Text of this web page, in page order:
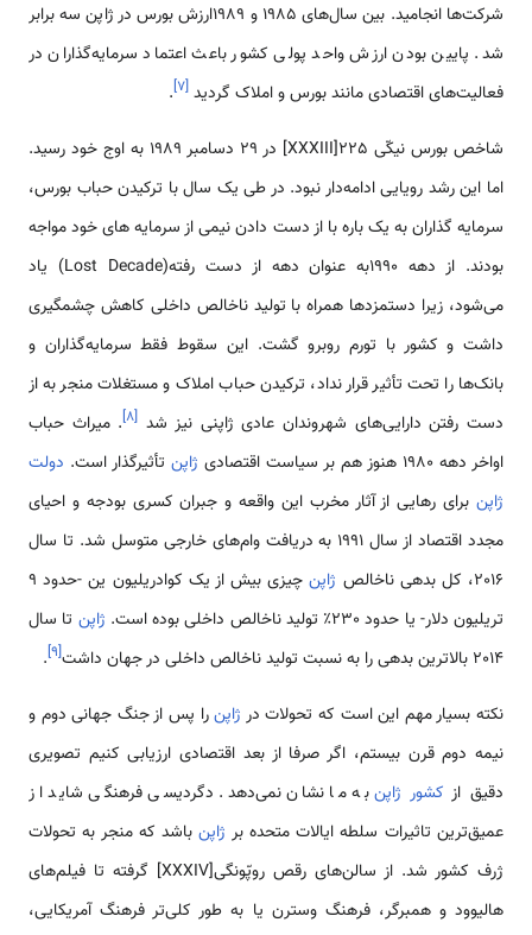
شرکت‌ها انجامید. بین سال‌های 1985 و 1989ارزش بورس در ژاپن سه برابر
شد. پایین بودن ارزش واحد پولی کشور باعث اعتماد سرمایه‌گذاران در
فعالیت‌های اقتصادی مانند بورس و املاک گردید [۷]
.
شاخص بورس نیکّی 225[XXXIII] در 29 دسامبر 1989 به اوج خود رسید.
اما این رشد رویایی ادامه‌دار نبود. در طی یک سال با ترکیدن حباب بورس،
سرمایه گذاران به یک باره با از دست دادن نیمی از سرمایه های خود مواجه
بودند. از دهه 1990به عنوان دهه از دست رفته(Lost Decade) یاد
می‌شود، زیرا دستمزدها همراه با تولید ناخالص داخلی کاهش چشمگیری
داشت و کشور با تورم روبرو گشت. این سقوط فقط سرمایه‌گذاران و
بانک‌ها را تحت تأثیر قرار نداد، ترکیدن حباب املاک و مستغلات منجر به از
دست رفتن دارایی‌های شهروندان عادی ژاپنی نیز شد [۸]. میراث حباب
اواخر دهه 1980 هنوز هم بر سیاست اقتصادی
ژاپن تأثیرگذار است. دولت
ژاپن برای رهایی از آثار مخرب این واقعه و جبران کسری بودجه و احیای
مجدد اقتصاد از سال 1991 به دریافت وام‌های خارجی متوسل شد. تا سال
2016، کل بدهی ناخالص
ژاپن
چیزی بیش از یک کوادریلیون ین -حدود 9
تریلیون دلار- یا حدود 230٪ تولید ناخالص داخلی بوده است.
ژاپن تا سال
2014 بالاترین بدهی را به نسبت تولید ناخالص داخلی در جهان داشت
[۹]
.
نکته بسیار مهم این است که تحولات در ژاپنرا پس از جنگ جهانی دوم و
نیمه دوم قرن بیستم، اگر صرفا از بعد اقتصادی ارزیابی کنیم تصویری
دقیق از کشور ژاپنبه ما نشان نمی‌دهد. دگردیسی فرهنگی شاید از
عمیق‌ترین تاثیرات سلطه ایالات متحده بر ژاپنباشد که منجر به تحولات
ژرف کشور شد. از سالن‌های رقص روپّونگی[XXXIV] گرفته تا فیلم‌های
هالیوود و همبرگر، فرهنگ وسترن یا به طور کلی‌تر فرهنگ آمریکایی،